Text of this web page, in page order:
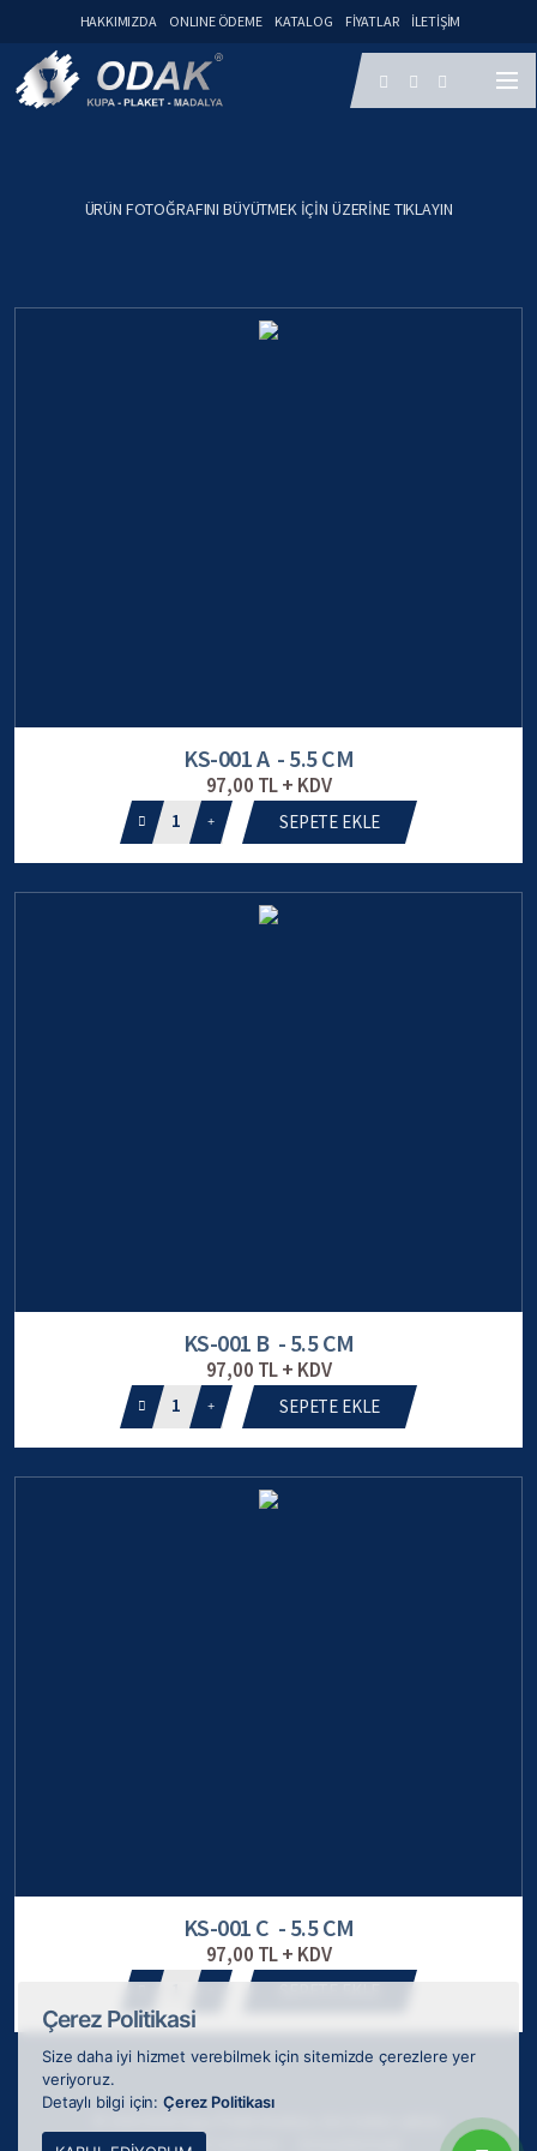
HAKKIMIZDA ONLINE ÖDEME KATALOG FIYATLAR İLETIŞIM
ÜRÜN FOTOĞRAFINI BÜYÜTMEK IÇIN ÜZERINE TIKLAYIN
KS-001 A - 5.5 CM
97,00 TL + KDV
1 SEPETE EKLE
KS-001 B - 5.5 CM
97,00 TL + KDV
1 SEPETE EKLE
KS-001 C - 5.5 CM
97,00 TL + KDV
Webkokteyli tarafından
Çerez Politikasi
Size daha iyi hizmet verebilmek için sitemizde çerezlere yer
veriyoruz.
Detaylı bilgi için: Çerez Politikası